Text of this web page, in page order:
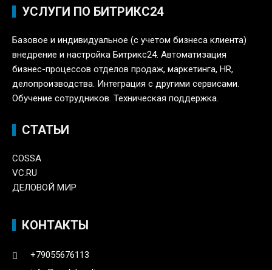
УСЛУГИ ПО БИТРИКС24
Базовое и индивидуальное (с учетом бизнеса клиента)
внедрение и настройка Битрикс24. Автоматизация
бизнес-процессов отделов продаж, маркетинга, HR,
делопроизводства. Интеграция с другими сервисами.
Обучение сотрудников. Техническая поддержка.
СТАТЬИ
COSSA
VC.RU
ДЕЛОВОЙ МИР
КОНТАКТЫ
+79055676113